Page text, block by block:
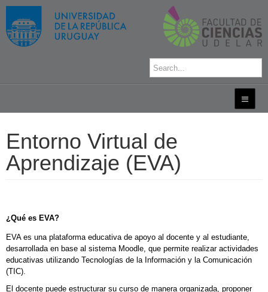
Entorno Virtual de
Aprendizaje (EVA)
¿Qué es EVA?
EVA es una plataforma educativa de apoyo al docente y al estudiante,
desarrollada en base al sistema Moodle, que permite realizar actividades
educativas utilizando Tecnologías de la Información y la Comunicación
(TIC).
El docente puede estructurar su curso de manera organizada, proponer